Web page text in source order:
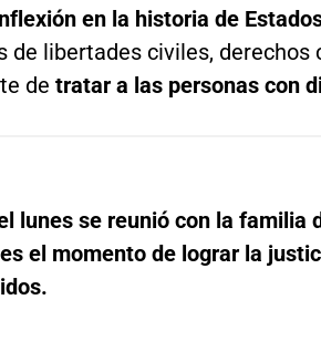
en la historia de
de libertades civiles, derechos
de tratar a las personas con
lunes se reunió con la familia
el momento de lograr la